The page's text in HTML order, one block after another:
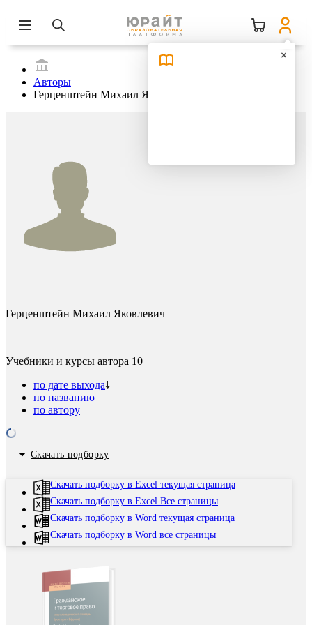
Авторы
Герценштейн Михаил Яковлевич
Герценштейн Михаил Яковлевич
Учебники и курсы автора 10
по дате выхода
по названию
по автору
Скачать подборку
Скачать подборку в Excel текущая страница
Скачать подборку в Excel Все страницы
Скачать подборку в Word текущая страница
Скачать подборку в Word все страницы